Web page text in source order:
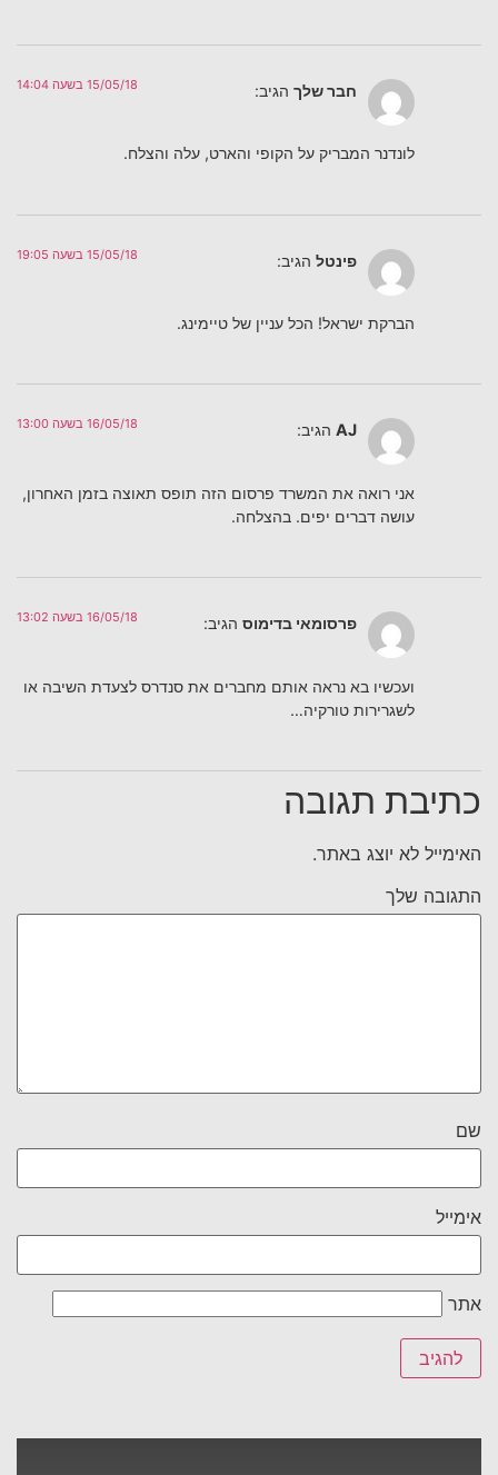
חבר שלך הגיב: 15/05/18 בשעה 14:04
לונדנר המבריק על הקופי והארט, עלה והצלח.
פינטל הגיב: 15/05/18 בשעה 19:05
הברקת ישראל! הכל עניין של טיימינג.
AJ הגיב: 16/05/18 בשעה 13:00
אני רואה את המשרד פרסום הזה תופס תאוצה בזמן האחרון,
עושה דברים יפים. בהצלחה.
פרסומאי בדימוס הגיב: 16/05/18 בשעה 13:02
ועכשיו בא נראה אותם מחברים את סנדרס לצעדת השיבה או
לשגרירות טורקיה…
כתיבת תגובה
האימייל לא יוצג באתר.
התגובה שלך
שם
אימייל
אתר